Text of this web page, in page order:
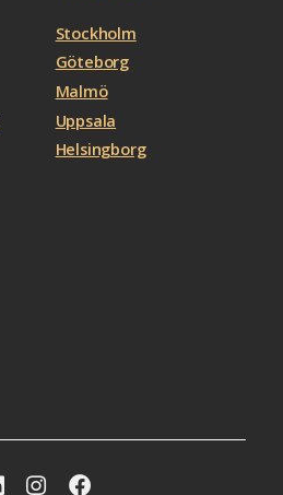
Stockholm
Göteborg
Malmö
Uppsala
Helsingborg